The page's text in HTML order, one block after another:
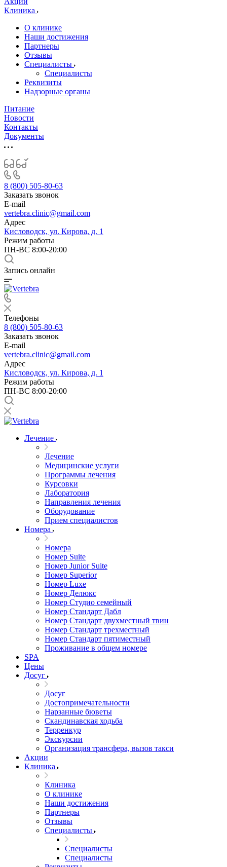
Клиника
О клинике
Наши достижения
Партнеры
Отзывы
Специалисты
Специалисты
Реквизиты
Надзорные органы
Питание
Новости
Контакты
Документы
8 (800) 505-80-63
Заказать звонок
E-mail
vertebra.clinic@gmail.com
Адрес
Кисловодск, ул. Кирова, д. 1
Режим работы
ПН-ВС 8:00-20:00
Запись онлайн
Телефоны
8 (800) 505-80-63
Заказать звонок
E-mail
vertebra.clinic@gmail.com
Адрес
Кисловодск, ул. Кирова, д. 1
Режим работы
ПН-ВС 8:00-20:00
Лечение
Лечение
Медицинские услуги
Программы лечения
Курсовки
Лаборатория
Направления лечения
Оборудование
Прием специалистов
Номера
Номера
Номер Suite
Номер Junior Suite
Номер Superior
Номер Luxe
Номер Делюкс
Номер Студио семейный
Номер Стандарт Дабл
Номер Стандарт двухместный твин
Номер Стандарт трехместный
Номер Стандарт пятиместный
Проживание в общем номере
SPA
Цены
Досуг
Досуг
Достопримечательности
Нарзанные бюветы
Скандинавская ходьба
Терренкур
Экскурсии
Организация трансфера, вызов такси
Акции
Клиника
Клиника
О клинике
Наши достижения
Партнеры
Отзывы
Специалисты
Специалисты
Специалисты